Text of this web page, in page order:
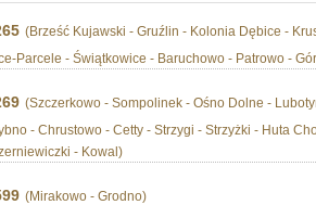
(Brześć Kujawski - Gruźlin - Kolonia Dębice -
Parcele - Świątkowice - Baruchowo - Patrowo -
(Szczerkowo - Sompolinek - Ośno Dolne -
- Chrustowo - Cetty - Strzygi - Strzyżki - Huta
- Kowal)
(Mirakowo - Grodno)